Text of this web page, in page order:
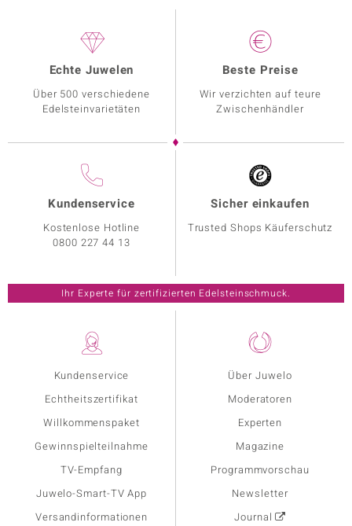
Kundenservice
Echtheitszertifikat
Willkommenspaket
Gewinnspielteilnahme
TV-Empfang
Juwelo-Smart-TV App
Versandinformationen
Über Juwelo
Moderatoren
Experten
Magazine
Programmvorschau
Newsletter
Journal
Echte Juwelen
Über 500 verschiedene
Edelsteinvarietäten
Beste Preise
Wir verzichten auf teure
Zwischenhändler
Kundenservice
Kostenlose Hotline
0800 227 44 13
Sicher einkaufen
Trusted Shops Käuferschutz
Ihr Experte für zertifizierten Edelsteinschmuck.